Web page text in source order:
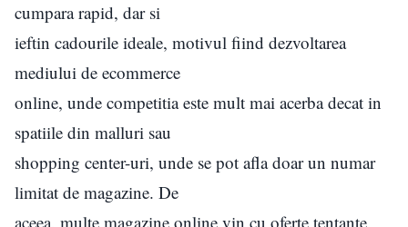
cumpara rapid, dar si
ieftin cadourile ideale, motivul fiind dezvoltarea
mediului de ecommerce
online, unde competitia este mult mai acerba decat in
spatiile din malluri sau
shopping center-uri, unde se pot afla doar un numar
limitat de magazine. De
aceea, multe magazine online vin cu oferte tentante